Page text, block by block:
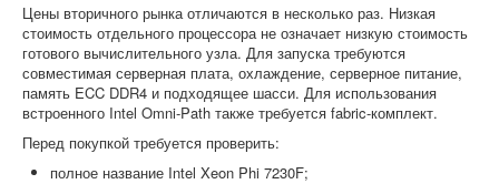
Цены вторичного рынка отличаются в несколько раз. Низкая
стоимость отдельного процессора не означает низкую стоимость
готового вычислительного узла. Для запуска требуются
совместимая серверная плата, охлаждение, серверное питание,
память ECC DDR4 и подходящее шасси. Для использования
встроенного Intel Omni-Path также требуется fabric-комплект.
Перед покупкой требуется проверить:
полное название Intel Xeon Phi 7230F;